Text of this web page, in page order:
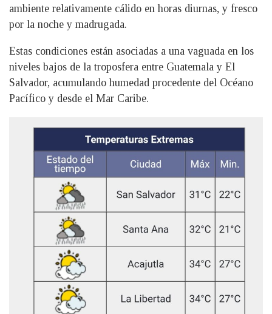
ambiente relativamente cálido en horas diurnas, y fresco
por la noche y madrugada.
Estas condiciones están asociadas a una vaguada en los
niveles bajos de la troposfera entre Guatemala y El
Salvador, acumulando humedad procedente del Océano
Pacífico y desde el Mar Caribe.